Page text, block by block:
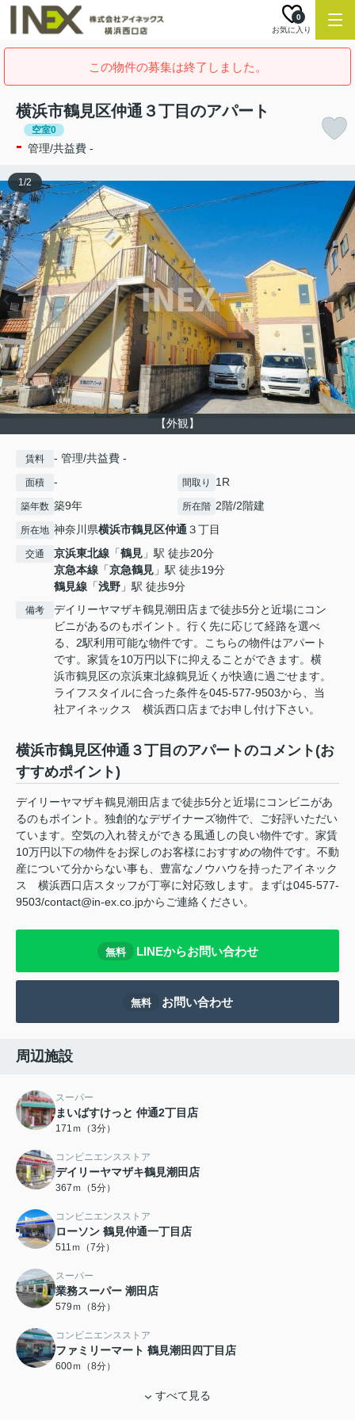
お気に入り
0
この物件の募集は終了しました。
横浜市鶴見区仲通３丁目のアパート
空室0
- 管理/共益費 -
【外観】
1/2
賃料 - 管理/共益費 -
面積 - 間取り 1R
築年数 築9年 所在階 2階/2階建
所在地 神奈川県横浜市鶴見区仲通３丁目
交通 京浜東北線 「鶴見 」駅 徒歩20分
京急本線 「京急鶴見 」駅 徒歩19分
鶴見線 「浅野 」駅 徒歩9分
備考
デイリーヤマザキ鶴見潮田店まで徒歩5分と近場にコン
ビニがあるのもポイント。行く先に応じて経路を選べ
る、2駅利用可能な物件です。こちらの物件はアパート
です。家賃を10万円以下に抑えることができます。横
浜市鶴見区の京浜東北線鶴見近くが快適に過ごせます。
ライフスタイルに合った条件を045-577-9503から、当
社アイネックス 横浜西口店までお申し付け下さい。
横浜市鶴見区仲通３丁目のアパートのコメント(お
すすめポイント)
デイリーヤマザキ鶴見潮田店まで徒歩5分と近場にコンビニがあ
るのもポイント。独創的なデザイナーズ物件で、ご好評いただい
ています。空気の入れ替えができる風通しの良い物件です。家賃
10万円以下の物件をお探しのお客様におすすめの物件です。不動
産について分からない事も、豊富なノウハウを持ったアイネック
ス 横浜西口店スタッフが丁寧に対応致します。まずは045-577-
9503/contact@in-ex.co.jpからご連絡ください。
無料 LINEからお問い合わせ
無料 お問い合わせ
周辺施設
スーパー
まいばすけっと 仲通2丁目店
171ｍ（3分）
コンビニエンスストア
デイリーヤマザキ鶴見潮田店
367ｍ（5分）
コンビニエンスストア
ローソン 鶴見仲通一丁目店
511ｍ（7分）
スーパー
業務スーパー 潮田店
579ｍ（8分）
コンビニエンスストア
ファミリーマート 鶴見潮田四丁目店
600ｍ（8分）
すべて見る